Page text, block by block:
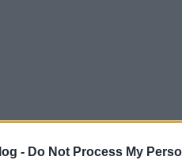
- Do Not Process My